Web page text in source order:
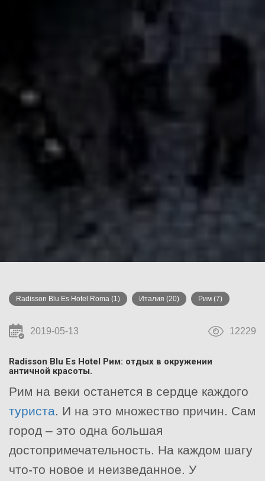
Radisson Blu Es Hotel Roma (1) Италия (20) Рим (7)
2019-05-13 12229
Radisson Blu Es Hotel Рим: отдых в окружении
античной красоты.
Рим на веки останется в сердце каждого
туриста . И на это множество причин. Сам
город – это одна большая
достопримечательность. На каждом шагу
что-то новое и неизведанное. У